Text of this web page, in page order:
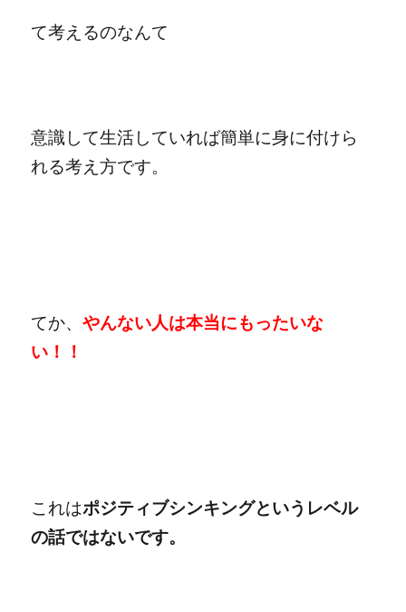
て考えるのなんて
意識して生活していれば簡単に身に付けら
れる考え方です。
てか、やんない人は本当にもったいな
い！！
これはポジティブシンキングというレベル
の話ではないです。